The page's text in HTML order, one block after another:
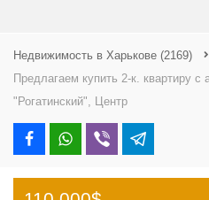
Недвижимость в Харькове (2169)
Предлагаем купить 2-к. квартиру
"Рогатинский", Центр